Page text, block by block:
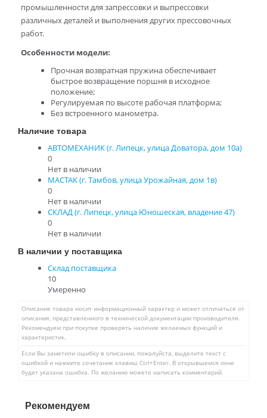
промышленности для запрессовки и выпрессовки
различных деталей и выполнения других прессовочных
работ.
Особенности модели:
Прочная возвратная пружина обеспечивает
быстрое возвращение поршня в исходное
положение;
Регулируемая по высоте рабочая платформа;
Без встроенного манометра.
Наличие товара
АВТОМЕХАНИК (г. Липецк, улица Доватора, дом 10а)
0
Нет в наличии
МАСТАК (г. Тамбов, улица Урожайная, дом 1в)
0
Нет в наличии
СКЛАД (г. Липецк, улица Юношеская, владение 47)
0
Нет в наличии
В наличии у поставщика
Склад поставщика
10
Умеренно
Описание товара носит информационный характер и может отличаться от
описания, представленного в технической документации производителя.
Рекомендуем при покупке проверять наличие желаемых функций и
характеристик.
Если Вы заметили ошибку в описании, пожалуйста, выделите текст с
ошибкой и нажмите сочетание клавиш Ctrl+Enter. В открывшемся окне
будет указана ошибка. По желанию можете написать комментарий.
Рекомендуем